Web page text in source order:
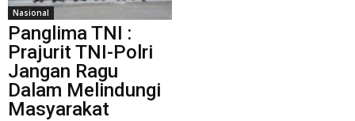
Nasional
Panglima TNI :
Prajurit TNI-Polri
Jangan Ragu
Dalam Melindungi
Masyarakat